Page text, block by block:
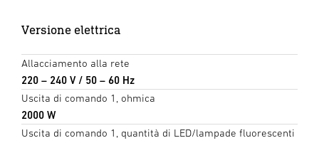
Versione elettrica
Allacciamento alla rete
220 – 240 V / 50 – 60 Hz
Uscita di comando 1, ohmica
2000 W
Uscita di comando 1, quantità di LED/lampade fluorescenti